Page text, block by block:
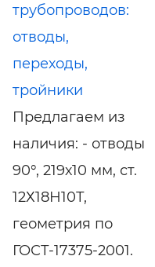
трубопроводов:
отводы,
переходы,
тройники
Предлагаем из
наличия: - отводы
90°, 219х10 мм, ст.
12Х18Н10Т,
геометрия по
ГОСТ-17375-2001.